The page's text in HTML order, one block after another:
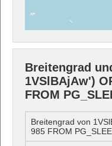
Breitengrad
1VSlBAjAw')
FROM
Breitengrad von
985 FROM